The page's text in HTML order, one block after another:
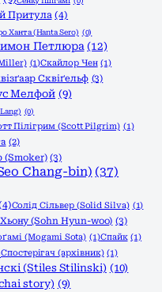
Притула (4)
Ханта (Hanta Sero) (0)
Петлюра (12)
(1)Скайлор Чен (1)
Сквіґельф (3)
Мелфой (9)
(0)
Пілігрим (Scott Pilgrim) (1)
(2)
(Smoker) (3)
Chang-bin) (37)
Солід Сільвер (Solid Silva) (1)
(Sohn Hyun-woo) (3)
(Mogami Sota) (1)Спайк (1)
Спостерігач (архівник) (1)
(Stiles Stilinski) (10)
story) (9)